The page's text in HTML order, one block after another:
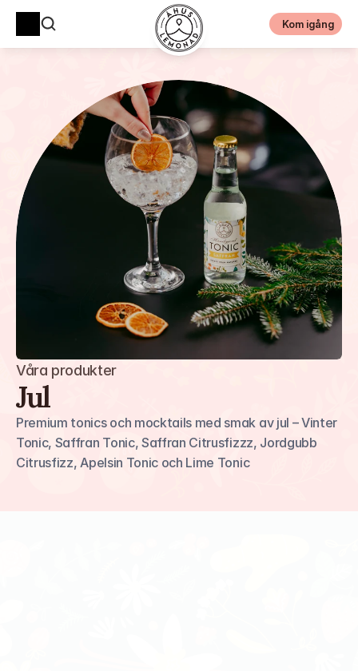
Kom igång
Våra produkter
Jul
Premium tonics och mocktails med smak av jul – Vinter
Tonic, Saffran Tonic, Saffran Citrusfizzz, Jordgubb
Citrusfizz, Apelsin Tonic och Lime Tonic